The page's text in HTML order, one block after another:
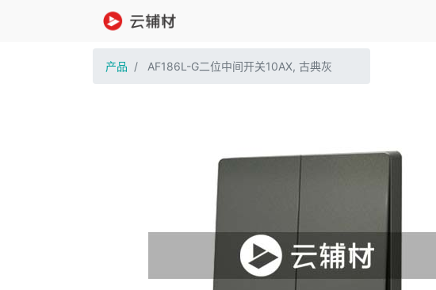
产品 AF186L-G二位中间开关10AX, 古典灰